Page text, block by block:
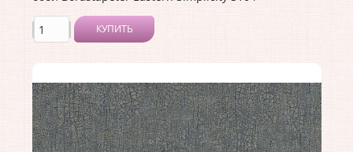
КУПИТЬ
Производитель:Borastapeter
Коллекция: Eastern Simplicity
Длина рулона:10.05
Ширина рулона:0.53
Материал покрытия:Без покрытия
Страна:Швеция